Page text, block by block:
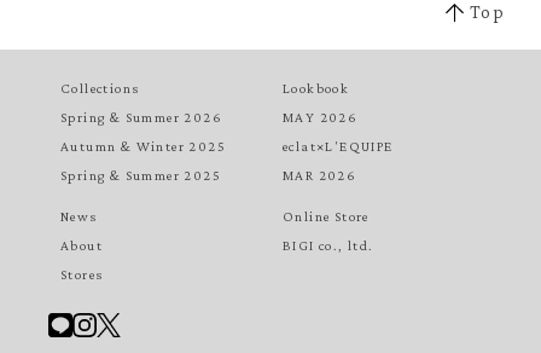
Top
Collections
Spring & Summer 2026
Autumn & Winter 2025
Spring & Summer 2025
Lookbook
MAY 2026
eclat×L'EQUIPE
MAR 2026
News
About
Stores
Online Store
BIGI co., ltd.